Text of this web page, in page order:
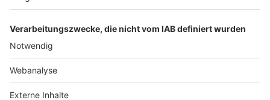
Nutzungsbedingungen Datenschutz Impressum